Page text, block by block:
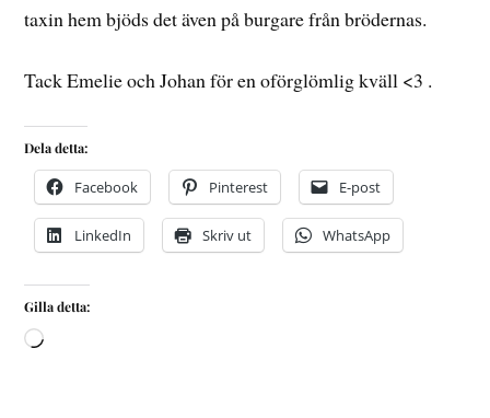
taxin hem bjöds det även på burgare från brödernas.
Tack Emelie och Johan för en oförglömlig kväll <3 .
Dela detta:
Facebook Pinterest E-post
LinkedIn Skriv ut WhatsApp
Gilla detta: